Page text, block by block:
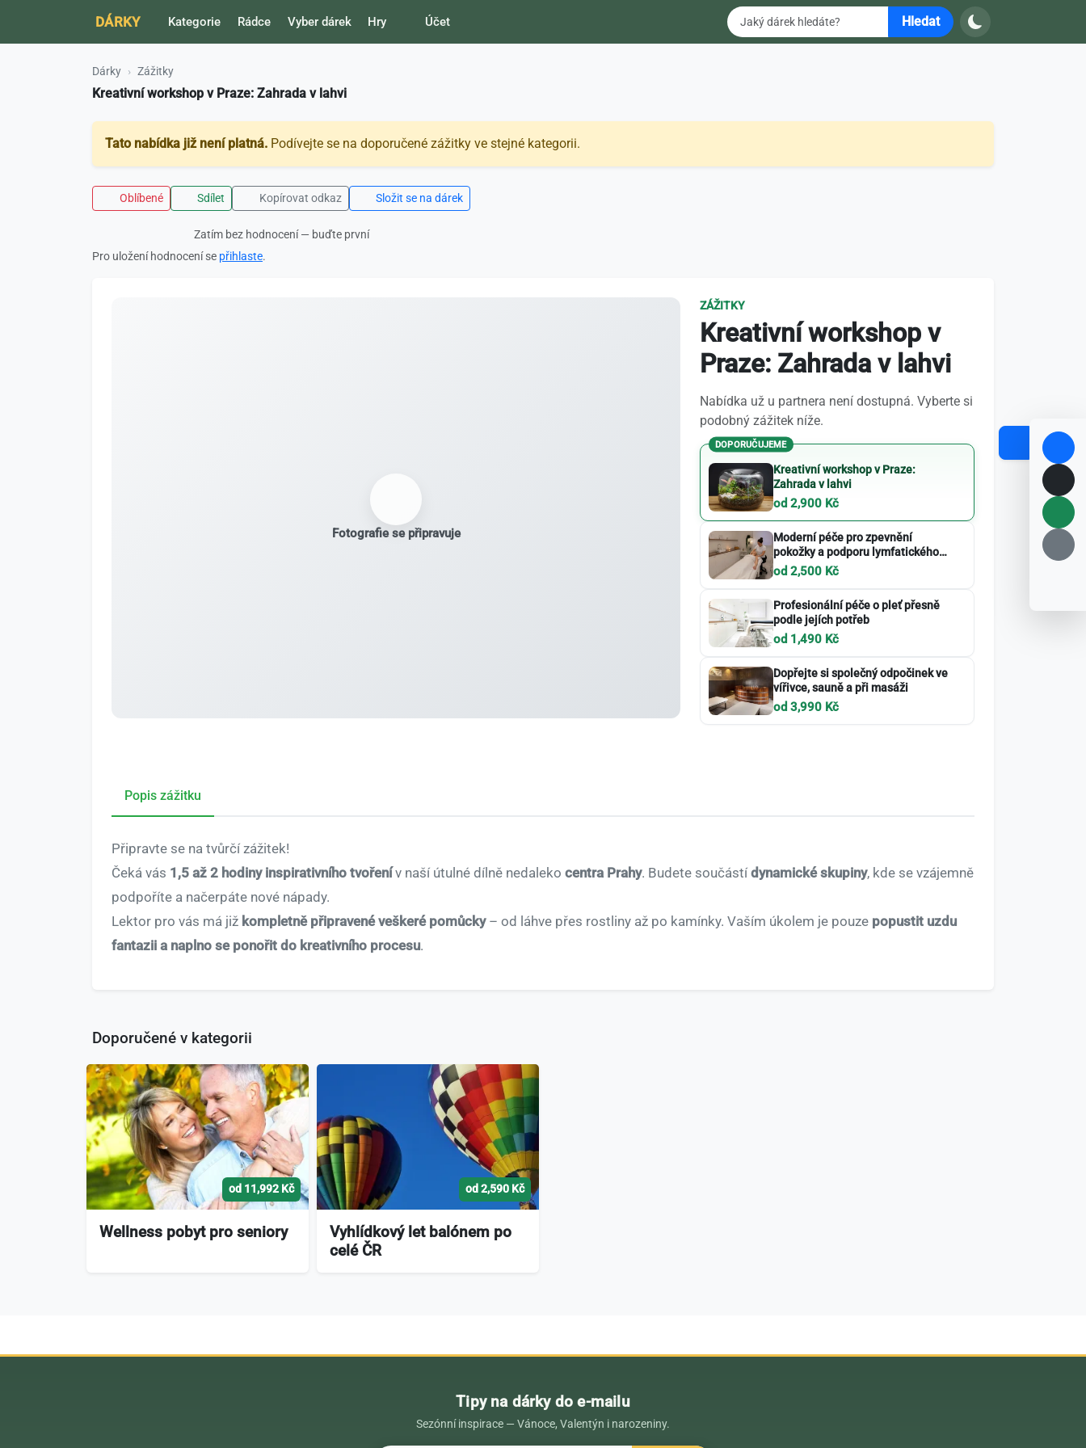
DÁRKY Kategorie Rádce Vyber dárek Hry Účet Hledat
Dárky Zážitky
Kreativní workshop v Praze: Zahrada v lahvi
Tato nabídka již není platná. Podívejte se na doporučené zážitky ve stejné kategorii.
Oblíbené Sdílet Kopírovat odkaz Složit se na dárek
Zatím bez hodnocení — buďte první
Pro uložení hodnocení se přihlaste.
Fotografie se připravuje
ZÁŽITKY
Kreativní workshop v
Praze: Zahrada v lahvi
Nabídka už u partnera není dostupná. Vyberte si
podobný zážitek níže.
DOPORUČUJEME
Kreativní workshop v Praze:
Zahrada v lahvi
od 2,900 Kč
Moderní péče pro zpevnění
pokožky a podporu lymfatického
systému
od 2,500 Kč
Profesionální péče o pleť přesně
podle jejích potřeb
od 1,490 Kč
Dopřejte si společný odpočinek ve
vířivce, sauně a při masáži
od 3,990 Kč
Popis zážitku
Připravte se na tvůrčí zážitek!
Čeká vás 1,5 až 2 hodiny inspirativního tvořenív naší útulné dílně nedaleko centra Prahy. Budete součástí dynamické skupiny, kde se vzájemně
podpoříte a načerpáte nové nápady.
Lektor pro vás má již kompletně připravené veškeré pomůcky– od láhve přes rostliny až po kamínky. Vaším úkolem je pouze popustit uzdu
fantazii a naplno se ponořit do kreativního procesu.
Doporučené v kategorii
od 11,992 Kč
Wellness pobyt pro seniory
od 2,590 Kč
Vyhlídkový let balónem po
celé ČR
Tipy na dárky do e-mailu
Sezónní inspirace — Vánoce, Valentýn i narozeniny.